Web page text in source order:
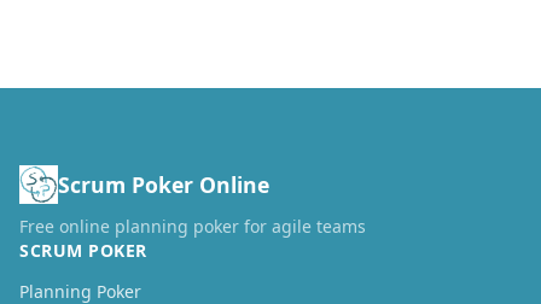
Scrum Poker Online
Free online planning poker for agile teams
SCRUM POKER
Planning Poker